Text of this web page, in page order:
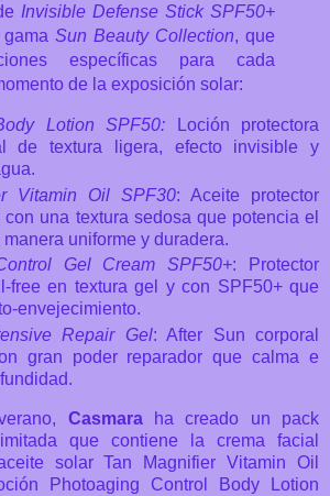
Invisible Defense Stick SPF50+
gamaSun Beauty Collection, que
específicas para cada
de la exposición solar:
Lotion SPF50: Loción protectora
de textura ligera, efecto invisible y
Vitamin Oil SPF30: Aceite protector
una textura sedosa que potencia el
uniforme y duradera.
Gel Cream SPF50+: Protector
free en textura gel y con SPF50+ que
envejecimiento.
Repair Gel: After Sun corporal
gran poder reparador que calma e
Casmara
ha creado un pack
que contiene la crema facial
solar Tan Magnifier Vitamin Oil
Photoaging Control Body Lotion